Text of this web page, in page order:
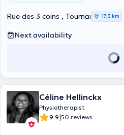
Rue des 3 coins , Tournai 17,3 km
Next availability
Céline Hellinckx
Physiotherapist
9.9|50 reviews